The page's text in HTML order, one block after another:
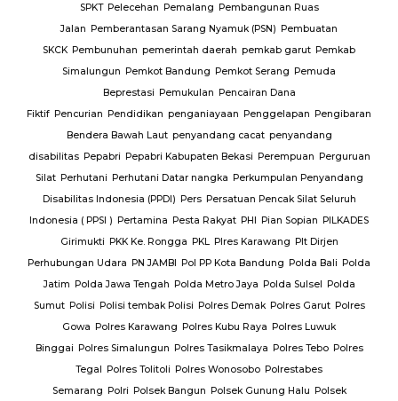
SPKT Pelecehan Pemalang Pembangunan Ruas
Jalan Pemberantasan Sarang Nyamuk (PSN) Pembuatan
SKCK Pembunuhan pemerintah daerah pemkab garut Pemkab
Simalungun Pemkot Bandung Pemkot Serang Pemuda
Beprestasi Pemukulan Pencairan Dana
Fiktif Pencurian Pendidikan penganiayaan Penggelapan Pengibaran
Bendera Bawah Laut penyandang cacat penyandang
disabilitas Pepabri Pepabri Kabupaten Bekasi Perempuan Perguruan
Silat Perhutani Perhutani Datar nangka Perkumpulan Penyandang
Disabilitas Indonesia (PPDI) Pers Persatuan Pencak Silat Seluruh
Indonesia ( PPSI ) Pertamina Pesta Rakyat PHI Pian Sopian PILKADES
Girimukti PKK Ke. Rongga PKL Plres Karawang Plt Dirjen
Perhubungan Udara PN JAMBI Pol PP Kota Bandung Polda Bali Polda
Jatim Polda Jawa Tengah Polda Metro Jaya Polda Sulsel Polda
Sumut Polisi Polisi tembak Polisi Polres Demak Polres Garut Polres
Gowa Polres Karawang Polres Kubu Raya Polres Luwuk
Binggai Polres Simalungun Polres Tasikmalaya Polres Tebo Polres
Tegal Polres Tolitoli Polres Wonosobo Polrestabes
Semarang Polri Polsek Bangun Polsek Gunung Halu Polsek